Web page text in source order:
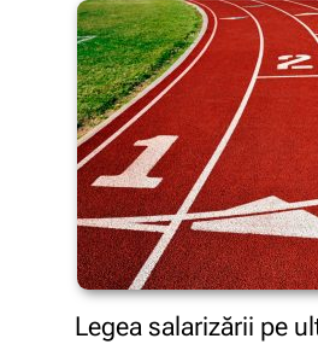
Legea salarizării pe